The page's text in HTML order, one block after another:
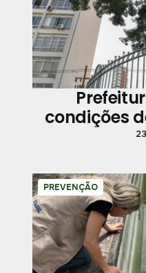
condições
PREVENÇÃO